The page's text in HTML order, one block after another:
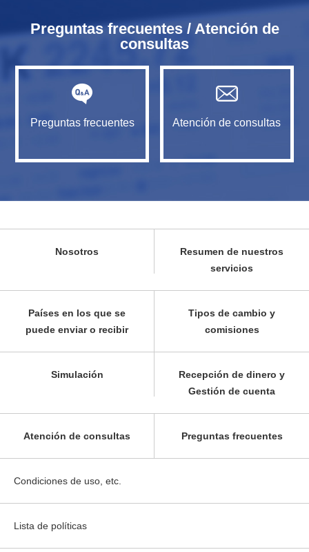
Preguntas frecuentes / Atención de
consultas
Preguntas frecuentes Atención de consultas
Nosotros
Resumen de nuestros
servicios
Países en los que se
puede enviar o recibir
Tipos de cambio y
comisiones
Simulación
Recepción de dinero y
Gestión de cuenta
Atención de consultas Preguntas frecuentes
Condiciones de uso, etc.
Lista de políticas